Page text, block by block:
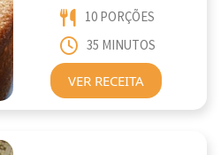
10 PORÇÕES
35 MINUTOS
VER RECEITA